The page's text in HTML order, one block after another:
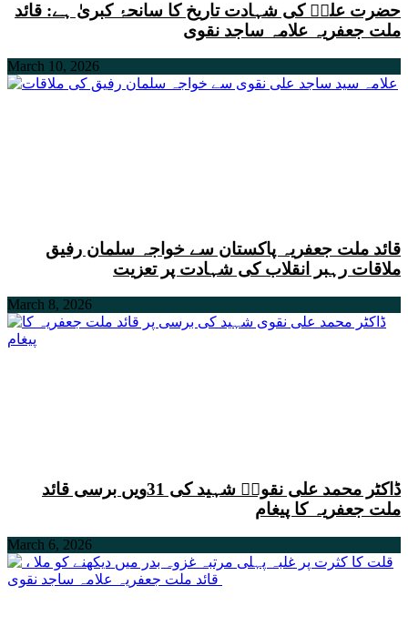
حضرت علیؑ کی شہادت تاریخ کا سانحۂ کبریٰ ہے: قائد
ملت جعفریہ علامہ ساجد نقوی
March 10, 2026
قائد ملت جعفریہ پاکستان سے خواجہ سلمان رفیق
ملاقات رہبر انقلاب کی شہادت پر تعزیت
March 8, 2026
ڈاکٹر محمد علی نقویؒ شہید کی 31ویں برسی قائد
ملت جعفریہ کا پیغام
March 6, 2026